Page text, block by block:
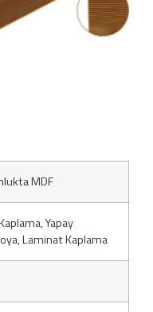
MDF
Yapay
Laminat Kaplama